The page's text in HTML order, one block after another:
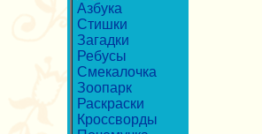
Азбука
Стишки
Загадки
Ребусы
Смекалочка
Зоопарк
Раскраски
Кроссворды